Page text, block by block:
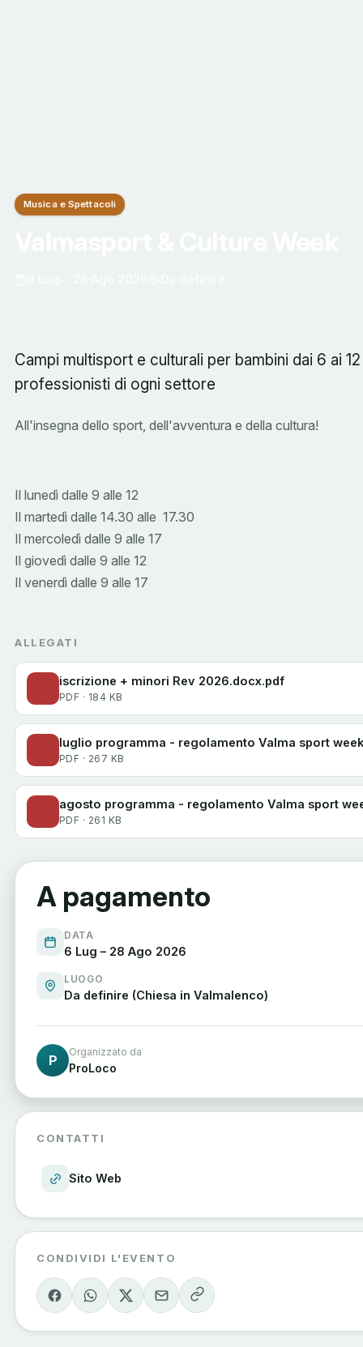
Musica e Spettacoli
Campi multisport e culturali per bambini dai 6 ai
professionisti di ogni settore
All'insegna dello sport, dell'avventura e della cultura!
Il lunedì dalle 9 alle 12
Il martedì dalle 14.30 alle 17.30
Il mercoledì dalle 9 alle 17
Il giovedì dalle 9 alle 12
Il venerdì dalle 9 alle 17
ALLEGATI
iscrizione + minori Rev 2026.docx.pdf
PDF · 184 KB
luglio programma - regolamento Valma sport
PDF · 267 KB
agosto programma - regolamento Valma sport
PDF · 261 KB
A pagamento
DATA
6 Lug – 28 Ago 2026
LUOGO
Da definire (Chiesa in Valmalenco)
P
Organizzato da
ProLoco
CONTATTI
Sito Web
CONDIVIDI L'EVENTO